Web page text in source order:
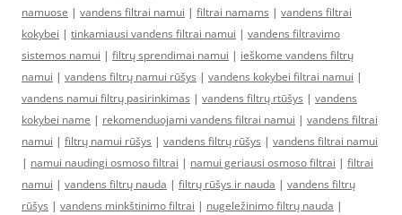
namuose | vandens filtrai namui | filtrai namams | vandens filtrai
kokybei | tinkamiausi vandens filtrai namui | vandens filtravimo
sistemos namui | filtrų sprendimai namui | ieškome vandens filtrų
namui | vandens filtrų namui rūšys | vandens kokybei filtrai namui |
vandens namui filtrų pasirinkimas | vandens filtrų rtūšys | vandens
kokybei name | rekomenduojami vandens filtrai namui | vandens filtrai
namui | filtrų namui rūšys | vandens filtrų rūšys | vandens filtrai namui
| namui naudingi osmoso filtrai | namui geriausi osmoso filtrai | filtrai
namui | vandens filtrų nauda | filtrų rūšys ir nauda | vandens filtrų
rūšys | vandens minkštinimo filtrai | nugeležinimo filtrų nauda |